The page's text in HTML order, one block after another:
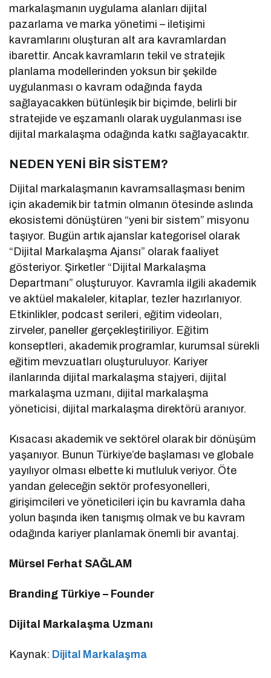
markalaşmanın uygulama alanları dijital
pazarlama ve marka yönetimi – iletişimi
kavramlarını oluşturan alt ara kavramlardan
ibarettir. Ancak kavramların tekil ve stratejik
planlama modellerinden yoksun bir şekilde
uygulanması o kavram odağında fayda
sağlayacakken bütünleşik bir biçimde, belirli bir
stratejide ve eşzamanlı olarak uygulanması ise
dijital markalaşma odağında katkı sağlayacaktır.
NEDEN YENİ BİR SİSTEM?
Dijital markalaşmanın kavramsallaşması benim
için akademik bir tatmin olmanın ötesinde aslında
ekosistemi dönüştüren “yeni bir sistem” misyonu
taşıyor. Bugün artık ajanslar kategorisel olarak
“Dijital Markalaşma Ajansı” olarak faaliyet
gösteriyor. Şirketler “Dijital Markalaşma
Departmanı” oluşturuyor. Kavramla ilgili akademik
ve aktüel makaleler, kitaplar, tezler hazırlanıyor.
Etkinlikler, podcast serileri, eğitim videoları,
zirveler, paneller gerçekleştiriliyor. Eğitim
konseptleri, akademik programlar, kurumsal sürekli
eğitim mevzuatları oluşturuluyor. Kariyer
ilanlarında dijital markalaşma stajyeri, dijital
markalaşma uzmanı, dijital markalaşma
yöneticisi, dijital markalaşma direktörü aranıyor.
Kısacası akademik ve sektörel olarak bir dönüşüm
yaşanıyor. Bunun Türkiye’de başlaması ve globale
yayılıyor olması elbette ki mutluluk veriyor. Öte
yandan geleceğin sektör profesyonelleri,
girişimcileri ve yöneticileri için bu kavramla daha
yolun başında iken tanışmış olmak ve bu kavram
odağında kariyer planlamak önemli bir avantaj.
Mürsel Ferhat SAĞLAM
Branding Türkiye – Founder
Dijital Markalaşma Uzmanı
Kaynak: Dijital Markalaşma